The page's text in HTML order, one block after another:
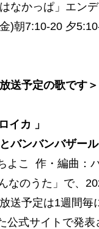
なかっぱ」エン
)朝7:10-20 夕
送予定の歌です＞
イカ 」
バンバンバザール
よこ
作・編曲：
なのうた」で、
送予定は1週間毎
公式サイトで発表